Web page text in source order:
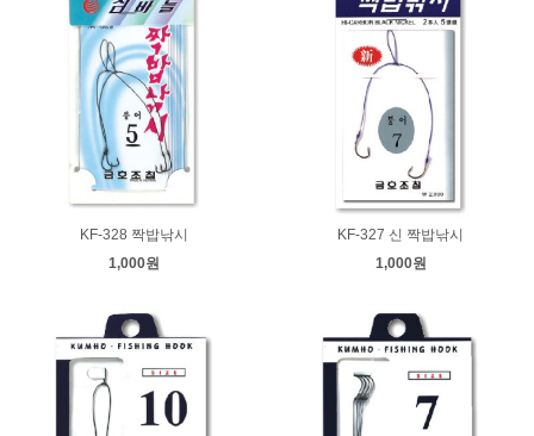
KF-328 짝밥낚시
1,000원
KF-327 신 짝밥낚시
1,000원